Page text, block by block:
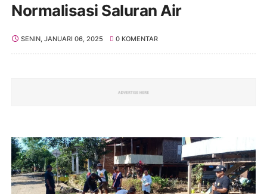
Normalisasi Saluran Air
SENIN, JANUARI 06, 2025 0 KOMENTAR